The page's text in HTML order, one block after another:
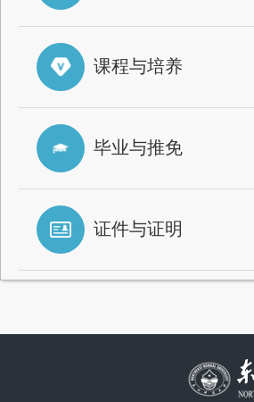
课程与培养
毕业与推免
证件与证明